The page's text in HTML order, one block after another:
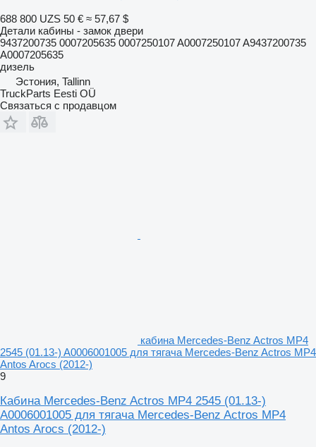
688 800 UZS 50 € ≈ 57,67 $
Детали кабины - замок двери
9437200735 0007205635 0007250107 A0007250107 A9437200735
A0007205635
дизель
Эстония, Tallinn
TruckParts Eesti OÜ
Связаться с продавцом
кабина Mercedes-Benz Actros MP4
2545 (01.13-) A0006001005 для тягача Mercedes-Benz Actros MP4
Antos Arocs (2012-)
9
Кабина Mercedes-Benz Actros MP4 2545 (01.13-)
A0006001005 для тягача Mercedes-Benz Actros MP4
Antos Arocs (2012-)